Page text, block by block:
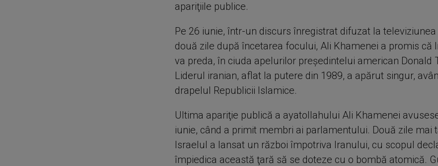
apariţiile publice.
Pe 26 iunie, într-un discurs înregistrat difuzat la
două zile după încetarea focului, Ali Khamenei a promis că
va preda, în ciuda apelurilor preşedintelui american Donald
Liderul iranian, aflat la putere din 1989, a apărut singur,
drapelul Republicii Islamice.
Ultima apariţie publică a ayatollahului Ali Khamenei
iunie, când a primit membri ai parlamentului. Două zile mai
Israelul a lansat un război împotriva Iranului, cu scopul
împiedica această ţară să se doteze cu o bombă atomică.